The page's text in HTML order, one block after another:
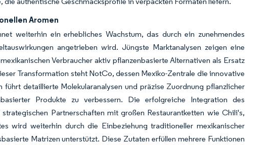
Aromen
weiterhin ein erhebliches Wachstum, das durch ein zunehmendes
angetrieben wird. Jüngste Marktanalysen zeigen eine
Verbraucher aktiv pflanzenbasierte Alternativen als Ersatz
Transformation steht NotCo, dessen Mexiko-Zentrale die innovative
detaillierte Molekularanalysen und präzise Zuordnung pflanzlicher
Produkte zu verbessern. Die erfolgreiche Integration des
Partnerschaften mit großen Restaurantketten wie Chili's,
wird weiterhin durch die Einbeziehung traditioneller mexikanischer
Matrizen unterstützt. Diese Zutaten erfüllen mehrere Funktionen